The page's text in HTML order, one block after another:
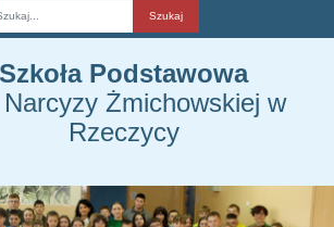
Szkoła Podstawowa
Żmichowskiej w
Rzeczycy